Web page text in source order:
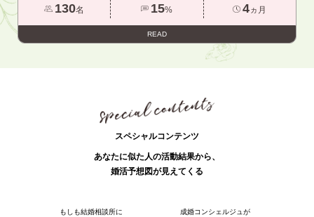
130名 15% 4ヵ月
READ
スペシャルコンテンツ
あなたに似た人の活動結果から、
婚活予想図が見えてくる
もしも結婚相談所に
成婚コンシェルジュが